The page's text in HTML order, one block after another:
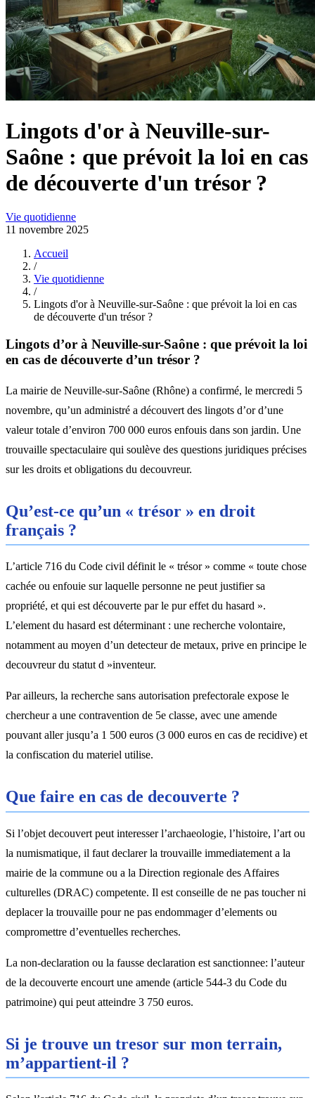
Lingots d'or à Neuville-sur-
Saône : que prévoit la loi en cas
de découverte d'un trésor ?
Vie quotidienne
11 novembre 2025
Accueil
/
Vie quotidienne
/
Lingots d'or à Neuville-sur-Saône : que prévoit la loi en cas
de découverte d'un trésor ?
Lingots d’or à Neuville-sur-Saône : que prévoit la loi
en cas de découverte d’un trésor ?
La mairie de Neuville-sur-Saône (Rhône) a confirmé, le mercredi 5
novembre, qu’un administré a découvert des lingots d’or d’une
valeur totale d’environ 700 000 euros enfouis dans son jardin. Une
trouvaille spectaculaire qui soulève des questions juridiques précises
sur les droits et obligations du decouvreur.
Qu’est-ce qu’un « trésor » en droit
français ?
L’article 716 du Code civil définit le « trésor » comme « toute chose
cachée ou enfouie sur laquelle personne ne peut justifier sa
propriété, et qui est découverte par le pur effet du hasard ».
L’element du hasard est déterminant : une recherche volontaire,
notamment au moyen d’un detecteur de metaux, prive en principe le
decouvreur du statut d »inventeur.
Par ailleurs, la recherche sans autorisation prefectorale expose le
chercheur a une contravention de 5e classe, avec une amende
pouvant aller jusqu’a 1 500 euros (3 000 euros en cas de recidive) et
la confiscation du materiel utilise.
Que faire en cas de decouverte ?
Si l’objet decouvert peut interesser l’archaeologie, l’histoire, l’art ou
la numismatique, il faut declarer la trouvaille immediatement a la
mairie de la commune ou a la Direction regionale des Affaires
culturelles (DRAC) competente. Il est conseille de ne pas toucher ni
deplacer la trouvaille pour ne pas endommager d’elements ou
compromettre d’eventuelles recherches.
La non-declaration ou la fausse declaration est sanctionnee: l’auteur
de la decouverte encourt une amende (article 544-3 du Code du
patrimoine) qui peut atteindre 3 750 euros.
Si je trouve un tresor sur mon terrain,
m’appartient-il ?